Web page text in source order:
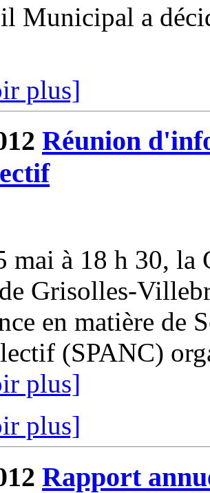
Municipal a
plus]
Réunion
mai à 18 h 30, la
Grisolles-
en matière de
(SPANC)
plus]
plus]
Rapport